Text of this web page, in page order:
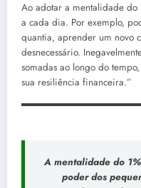
Ao adotar a mentalidade do
a cada dia. Por exemplo,
quantia, aprender um novo
desnecessário.
somadas ao longo do
sua resiliência financeira.”
A mentalidade do
poder dos